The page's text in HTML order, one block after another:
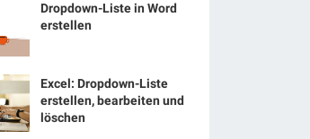
Dropdown-Liste in Word
erstellen
Excel: Dropdown-Liste
erstellen, bearbeiten und
löschen